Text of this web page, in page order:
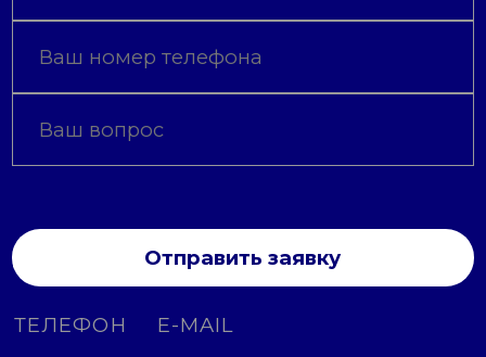
Отправить заявку
ТЕЛЕФОН E-MAIL